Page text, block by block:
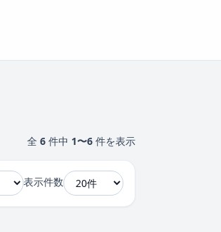
全 6 件中 1〜6 件を表示
表示件数